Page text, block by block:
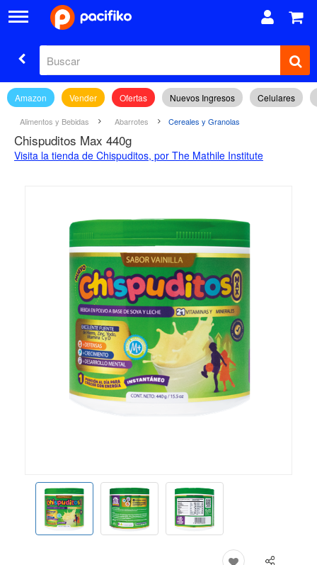
Amazon Vender Ofertas Nuevos Ingresos Celulares
Alimentos y Bebidas Abarrotes Cereales y Granolas
Chispuditos Max 440g
Visita la tienda de Chispuditos, por The Mathile Institute